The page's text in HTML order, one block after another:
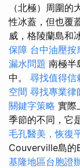
（北極）周圍
性冰蓋，但也覆
威，格陵蘭島和
保障 台中油壓按
漏水問題 南極半
中。 尋找值得信
空間 尋找專業律
關鍵字策略 實際
季節的不同，它
毛孔醫美，恢復
Couverville島的
基隆地區台胞證